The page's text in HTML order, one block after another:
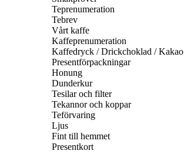
Teprenumeration
Tebrev
Vårt kaffe
Kaffeprenumeration
Kaffedryck / Drickchoklad / Kakao
Presentförpackningar
Honung
Dunderkur
Tesilar och filter
Tekannor och koppar
Teförvaring
Ljus
Fint till hemmet
Presentkort